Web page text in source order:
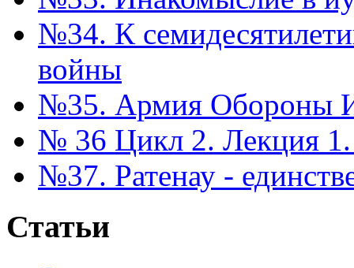
№34. К
войны
№35. Армия Обороны
№ 36 Цикл 2. Лекция 1.
№37. Ратенау -
Статьи